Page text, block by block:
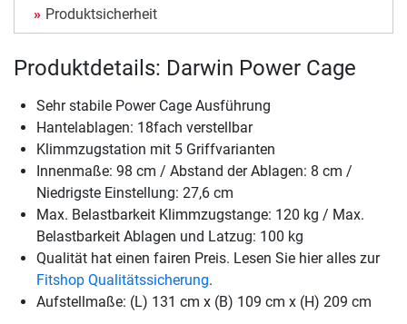
Produktsicherheit
Produktdetails: Darwin Power Cage
Sehr stabile Power Cage Ausführung
Hantelablagen: 18fach verstellbar
Klimmzugstation mit 5 Griffvarianten
Innenmaße: 98 cm / Abstand der Ablagen: 8 cm /
Niedrigste Einstellung: 27,6 cm
Max. Belastbarkeit Klimmzugstange: 120 kg / Max.
Belastbarkeit Ablagen und Latzug: 100 kg
Qualität hat einen fairen Preis. Lesen Sie hier alles zur
Fitshop Qualitätssicherung.
Aufstellmaße: (L) 131 cm x (B) 109 cm x (H) 209 cm